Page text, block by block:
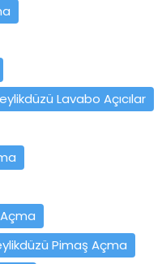
Lavabo Açıcılar
Açma
Pimaş Açma